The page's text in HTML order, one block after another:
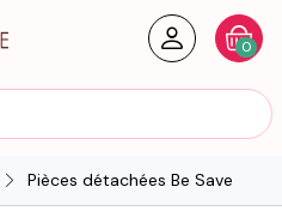
Créer
0
Pièces détachées Be Save